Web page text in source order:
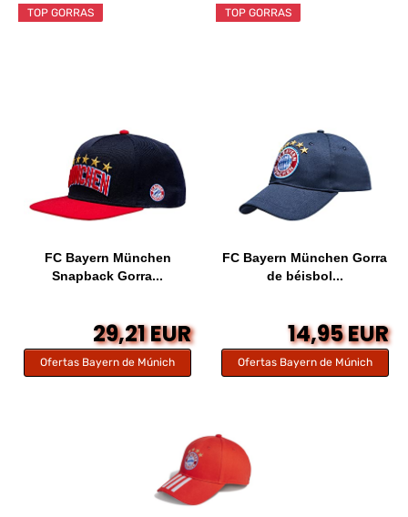
TOP GORRAS
FC Bayern München
Snapback Gorra...
29,21 EUR
Ofertas Bayern de Múnich
TOP GORRAS
FC Bayern München Gorra
de béisbol...
14,95 EUR
Ofertas Bayern de Múnich